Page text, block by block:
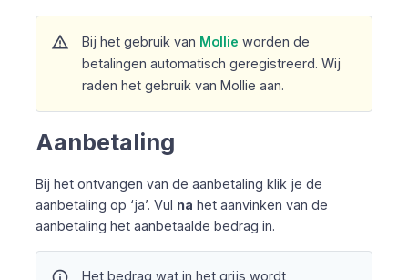
warning Bij het gebruik van Mollie worden de
betalingen automatisch geregistreerd. Wij
raden het gebruik van Mollie aan.
Aanbetaling
Bij het ontvangen van de aanbetaling klik je de
aanbetaling op ‘ja’. Vul na het aanvinken van de
aanbetaling het aanbetaalde bedrag in.
Het bedrag wat in het grijs wordt